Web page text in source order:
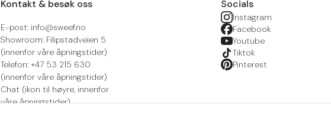
Kontakt & besøk oss
E-post: info@sweef.no
Showroom: Filipstadveien 5
(innenfor våre åpningstider)
Telefon: +47 53 215 630
(innenfor våre åpningstider)
Chat (ikon til høyre, innenfor
våre åpningstider)
Socials
Instagram
Facebook
Youtube
Tiktok
Pinterest